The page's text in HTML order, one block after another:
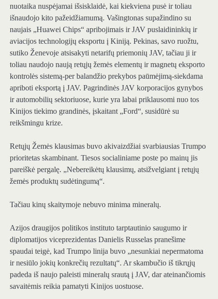
nuotaika nuspėjamai išsisklaidė, kai kiekviena pusė ir toliau
išnaudojo kito pažeidžiamumą. Vašingtonas supažindino su
naujais „Huawei Chips“ apribojimais ir JAV puslaidininkių ir
aviacijos technologijų eksportu į Kiniją. Pekinas, savo ruožtu,
sutiko Ženevoje atsisakyti netarifų priemonių JAV, tačiau ji ir
toliau naudojo naują retųjų žemės elementų ir magnetų eksporto
kontrolės sistemą-per balandžio prekybos paūmėjimą-siekdama
apriboti eksportą į JAV. Pagrindinės JAV korporacijos gynybos
ir automobilių sektoriuose, kurie yra labai priklausomi nuo tos
Kinijos tiekimo grandinės, įskaitant „Ford“, susidūrė su
reikšmingu krize.
Retųjų Žemės klausimas buvo akivaizdžiai svarbiausias Trumpo
prioritetas skambinant. Tiesos socialiniame poste po mainų jis
pareiškė pergalę. „Nebereikėtų klausimų, atsižvelgiant į retųjų
žemės produktų sudėtingumą“.
Tačiau kinų skaitymoje nebuvo minima mineralų.
Azijos draugijos politikos instituto tarptautinio saugumo ir
diplomatijos viceprezidentas Danielis Russelas pranešime
spaudai teigė, kad Trumpo linija buvo „nesunkiai nepermatoma
ir nesiūlo jokių konkrečių rezultatų“. Ar skambučio iš tikrųjų
padeda iš naujo paleisti mineralų srautą į JAV, dar ateinančiomis
savaitėmis reikia pamatyti Kinijos uostuose.